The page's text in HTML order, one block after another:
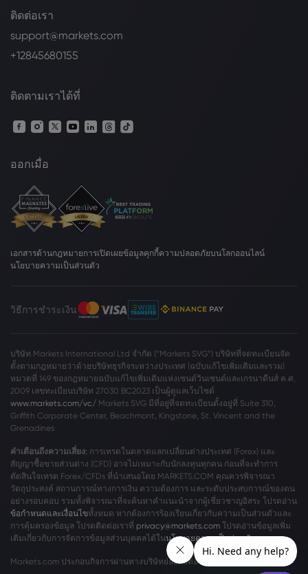
ติดต่อเรา
support@markets.com
+12845680155
ติดตามเราได้ที่
ออกเมื่อ
เอกสารด้านกฎหมายการเปิดเผยข้อมูลคุกกี้ความปลอดภัยบนโลกออนไลน์
นโยบายความเป็นส่วนตัว
วิธีการชำระเงิน
บริษัท Markets International Ltd จำกัด (“Markets SVG”) บริษัทที่จดทะเบียนจัด
ตั้งตามกฎหมายว่าด้วยบริษัทธุรกิจระหว่างประเทศ (ฉบับแก้ไขเพิ่มเติมและรวม)
หมวดที่ 149 ของกฎหมายฉบับแก้ไขเพิ่มเติมแห่งเซนต์วินเซนต์และเกรนาดีนส์ ค.ศ.
2009 เลขทะเบียนบริษัท 27030 BC2023 เป็นผู้ดูแลเว็บไซต์
www.markets.com/vc/ Markets SVG มีที่อยู่ที่จดทะเบียนตั้งอยู่ที่ Suite 310,
Griffith Corporate Center, Beachmont, Kingstone, St. Vincent and the
Grenadines
คำเตือนถึงความเสี่ยง: การเทรดในตลาดแลกเปลี่ยนต่างประเทศ (Forex) และ
สัญญาซื้อขายส่วนต่าง (CFD) อาจไม่เหมาะกับนักลงทุนทุกคน ก่อนที่จะทำการ
ตัดสินใจเทรด Forex/CFDs ที่นำเสนอโดย MARKETS.COM คุณควรพิจารณา
วัตถุประสงค์ สถานการณ์ทางการเงิน ความต้องการ และระดับประสบการณ์ของตน
อย่างรอบคอบ รวมทั้งพิจารณาที่จะค้นหาคำแนะนำจากผู้เชี่ยวชาญอิสระ โปรดอ่าน
ข้อกำหนดและเงื่อนไขทั้งหมด หากต้องการร้องเรียนเกี่ยวกับความเป็นส่วนตัวและ
การคุ้มครองข้อมูล โปรดติดต่อเราที่ privacy@markets.com โปรดอ่านข้อมูลเพิ่ม
เติมเกี่ยวกับการจัดการข้อมูลส่วนบุคคลได้ในนโยบายความเป็นส่วนตัวของเรา
Markets.com ประกอบกิจการผ่านทางบริษัทย่อยดังต่อไปนี้: